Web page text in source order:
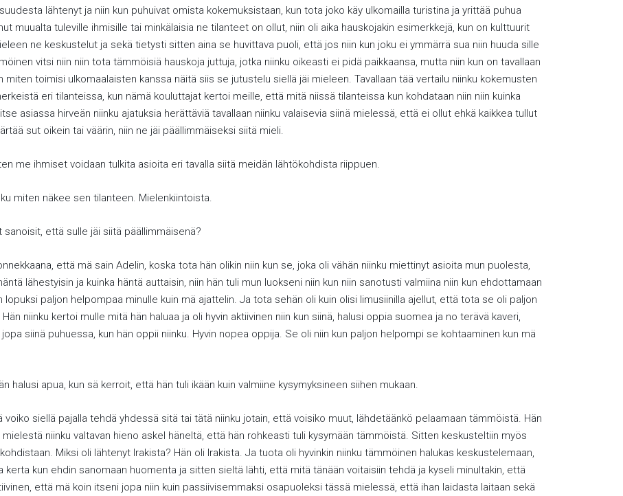
lähtenyt ja niin kun puhuivat omista kokemuksistaan, kun tota joko käy ulkomailla turistina ja yrittää puhua
muualta tuleville ihmisille tai minkälaisia ne tilanteet on ollut, niin oli aika hauskojakin esimerkkejä, kun on kulttuurit
ne keskustelut ja sekä tietysti sitten aina se huvittava puoli, että jos niin kun joku ei ymmärrä sua niin huuda sille
vitsi niin niin tota tämmöisiä hauskoja juttuja, jotka niinku oikeasti ei pidä paikkaansa, mutta niin kun on tavallaan
toimisi ulkomaalaisten kanssa näitä siis se jutustelu siellä jäi mieleen. Tavallaan tää vertailu niinku kokemusten
eri tilanteissa, kun nämä kouluttajat kertoi meille, että mitä niissä tilanteissa kun kohdataan niin niin kuinka
asiassa hirveän niinku ajatuksia herättäviä tavallaan niinku valaisevia siinä mielessä, että ei ollut ehkä kaikkea tullut
sut oikein tai väärin, niin ne jäi päällimmäiseksi siitä mieli.
me ihmiset voidaan tulkita asioita eri tavalla siitä meidän lähtökohdista riippuen.
miten näkee sen tilanteen. Mielenkiintoista.
että sulle jäi siitä päällimmäisenä?
että mä sain Adelin, koska tota hän olikin niin kun se, joka oli vähän niinku miettinyt asioita mun puolesta,
lähestyisin ja kuinka häntä auttaisin, niin hän tuli mun luokseni niin kun niin sanotusti valmiina niin kun ehdottamaan
paljon helpompaa minulle kuin mä ajattelin. Ja tota sehän oli kuin olisi limusiinilla ajellut, että tota se oli paljon
niinku kertoi mulle mitä hän haluaa ja oli hyvin aktiivinen niin kun siinä, halusi oppia suomea ja no terävä kaveri,
siinä puhuessa, kun hän oppii niinku. Hyvin nopea oppija. Se oli niin kun paljon helpompi se kohtaaminen kun mä
halusi apua, kun sä kerroit, että hän tuli ikään kuin valmiine kysymyksineen siihen mukaan.
voiko siellä pajalla tehdä yhdessä sitä tai tätä niinku jotain, että voisiko muut, lähdetäänkö pelaamaan tämmöistä. Hän
niinku valtavan hieno askel häneltä, että hän rohkeasti tuli kysymään tämmöistä. Sitten keskusteltiin myös
Miksi oli lähtenyt Irakista? Hän oli Irakista. Ja tuota oli hyvinkin niinku tämmöinen halukas keskustelemaan,
kun ehdin sanomaan huomenta ja sitten sieltä lähti, että mitä tänään voitaisiin tehdä ja kyseli minultakin, että
että mä koin itseni jopa niin kuin passiivisemmaksi osapuoleksi tässä mielessä, että ihan laidasta laitaan sekä